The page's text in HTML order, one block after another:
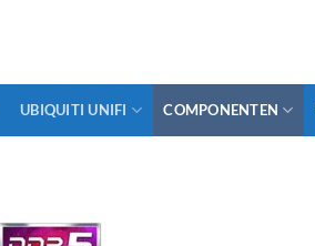
UBIQUITI UNIFI COMPONENTEN